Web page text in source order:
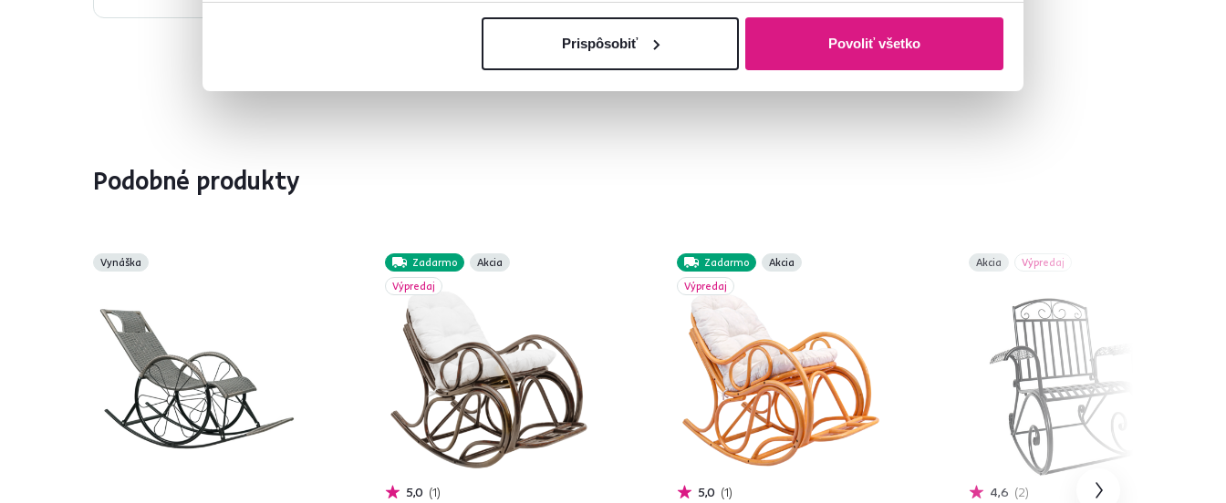
Prispôsobiť Povoliť všetko
Podobné produkty
Vynáška Zadarmo
Akcia
Výpredaj
5,0 1
Zadarmo
Akcia
Výpredaj
5,0 1
Akcia Výpredaj
4,6 2